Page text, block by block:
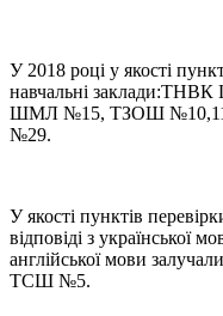
У 2018 році у якості
навчальні
ШМЛ №15, ТЗОШ
№29.
У якості пунктів
відповіді з української
англійської мови
ТСШ №5.